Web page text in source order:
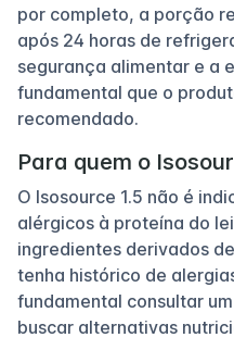
por completo, a porção
após 24 horas de
segurança alimentar e a
fundamental que o
recomendado.
Para quem o
O Isosource 1.5 não é
alérgicos à proteína do
ingredientes derivados
tenha histórico de
fundamental consultar
buscar alternativas